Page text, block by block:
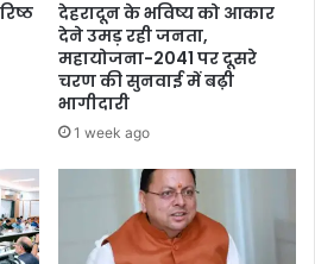
देहरादून के भविष्य को आकार
देने उमड़ रही जनता,
महायोजना-2041 पर दूसरे
चरण की सुनवाई में बढ़ी
भागीदारी
1 week ago